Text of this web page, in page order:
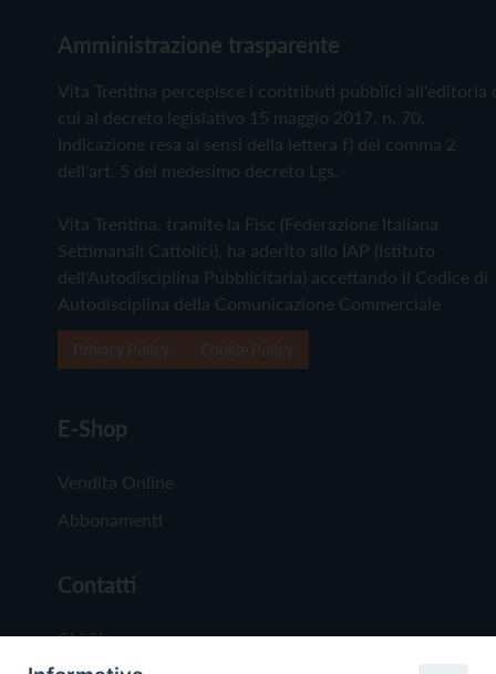
Amministrazione trasparente
Vita Trentina percepisce i contributi pubblici all'editoria
cui al decreto legislativo 15 maggio 2017, n. 70.
Indicazione resa ai sensi della lettera f) del comma 2
dell'art. 5 del medesimo decreto Lgs.
Vita Trentina, tramite la Fisc (Federazione Italiana
Settimanali Cattolici), ha aderito allo IAP (Istituto
dell'Autodisciplina Pubblicitaria) accettando il Codice di
Autodisciplina della Comunicazione Commerciale
E-Shop
Vendita Online
Abbonamenti
Contatti
Chi Siamo